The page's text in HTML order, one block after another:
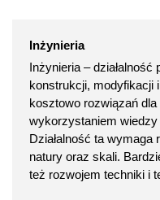
Inżynieria
Inżynieria – działalność
konstrukcji, modyfikacji
kosztowo rozwiązań
wykorzystaniem
Działalność ta
natury oraz skali.
też rozwojem techniki i